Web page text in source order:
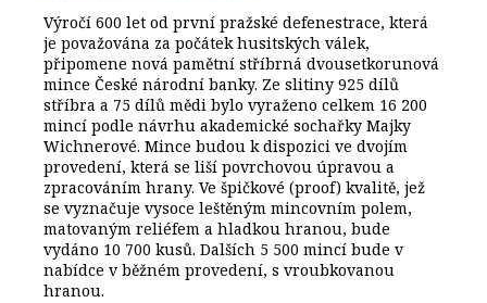
Výročí 600 let od první pražské defenestrace, která
je považována za počátek husitských válek,
připomene nová pamětní stříbrná dvousetkorunová
mince České národní banky. Ze slitiny 925 dílů
stříbra a 75 dílů mědi bylo vyraženo celkem 16 200
mincí podle návrhu akademické sochařky Majky
Wichnerové. Mince budou k dispozici ve dvojím
provedení, která se liší povrchovou úpravou a
zpracováním hrany. Ve špičkové (proof) kvalitě, jež
se vyznačuje vysoce leštěným mincovním polem,
matovaným reliéfem a hladkou hranou, bude
vydáno 10 700 kusů. Dalších 5 500 mincí bude v
nabídce v běžném provedení, s vroubkovanou
hranou.